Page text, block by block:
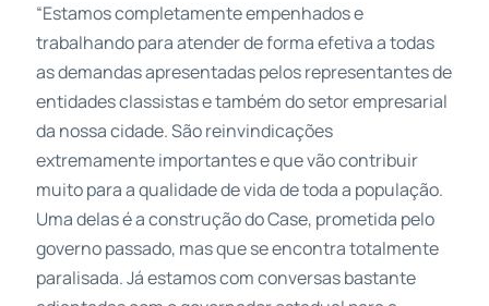
“Estamos completamente empenhados e
trabalhando para atender de forma efetiva a todas
as demandas apresentadas pelos representantes de
entidades classistas e também do setor empresarial
da nossa cidade. São reinvindicações
extremamente importantes e que vão contribuir
muito para a qualidade de vida de toda a população.
Uma delas é a construção do Case, prometida pelo
governo passado, mas que se encontra totalmente
paralisada. Já estamos com conversas bastante